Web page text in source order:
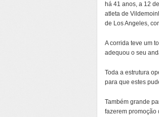
há 41 anos, a 12
atleta de
de Los Angeles,
A corrida teve um
adequou o seu
Toda a estrutura
para que estes
Também grande
fazerem promoção